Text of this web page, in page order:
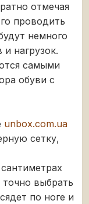
отмечая
проводить
немного
нагрузок.
самыми
обуви с
unbox.com.ua
сетку,
выбрать
по ноге и